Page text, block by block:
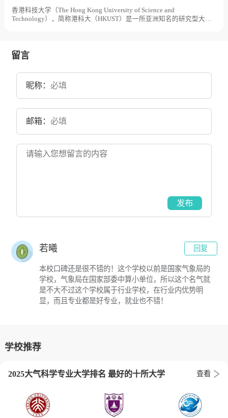
香港科技大学（The Hong Kong University of Science and
Technology），简称港科大（HKUST）是一所亚洲知名的研究型大
学霍英东研究院成立。2019年9月，香港科技大学（广州）获批筹建。
目前学校总体占地面积900亩。
留言
昵称：
邮箱：
发布
若曦 回复
本校口碑还是很不错的！这个学校以前是国家气象局的
学校，气象局在国家部委中算小单位，所以这个名气就
是不大不过这个学校属于行业学校，在行业内优势明
显，而且专业都是好专业，就业也不错！
学校推荐
2025大气科学专业大学排名 最好的十所大学 查看